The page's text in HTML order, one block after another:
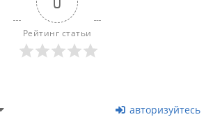
Рейтинг статьи
авторизуйтесь